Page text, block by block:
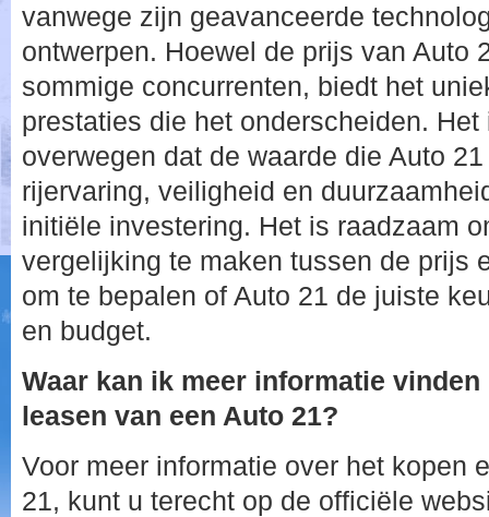
vanwege zijn geavanceerde
ontwerpen. Hoewel de prijs van Auto
sommige concurrenten, biedt het
prestaties die het onderscheiden.
overwegen dat de waarde die Auto
rijervaring, veiligheid en
initiële investering. Het is raadzaam
vergelijking te maken tussen de prijs
om te bepalen of Auto 21 de juiste
en budget.
Waar kan ik meer informatie
leasen van een Auto 21?
Voor meer informatie over het kopen
21, kunt u terecht op de officiële